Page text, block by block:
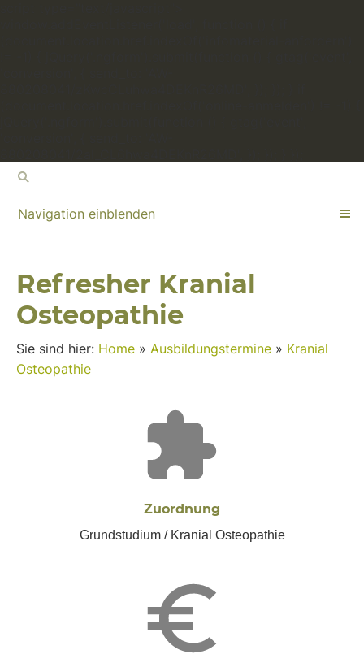
Navigation einblenden
Refresher Kranial
Osteopathie
Sie sind hier: Home » Ausbildungstermine » Kranial
Osteopathie
Zuordnung
Grundstudium / Kranial Osteopathie